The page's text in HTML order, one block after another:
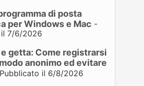
di posta
per Windows e Mac -
7/6/2026
e getta: Come registrarsi
anonimo ed evitare
il 6/8/2026